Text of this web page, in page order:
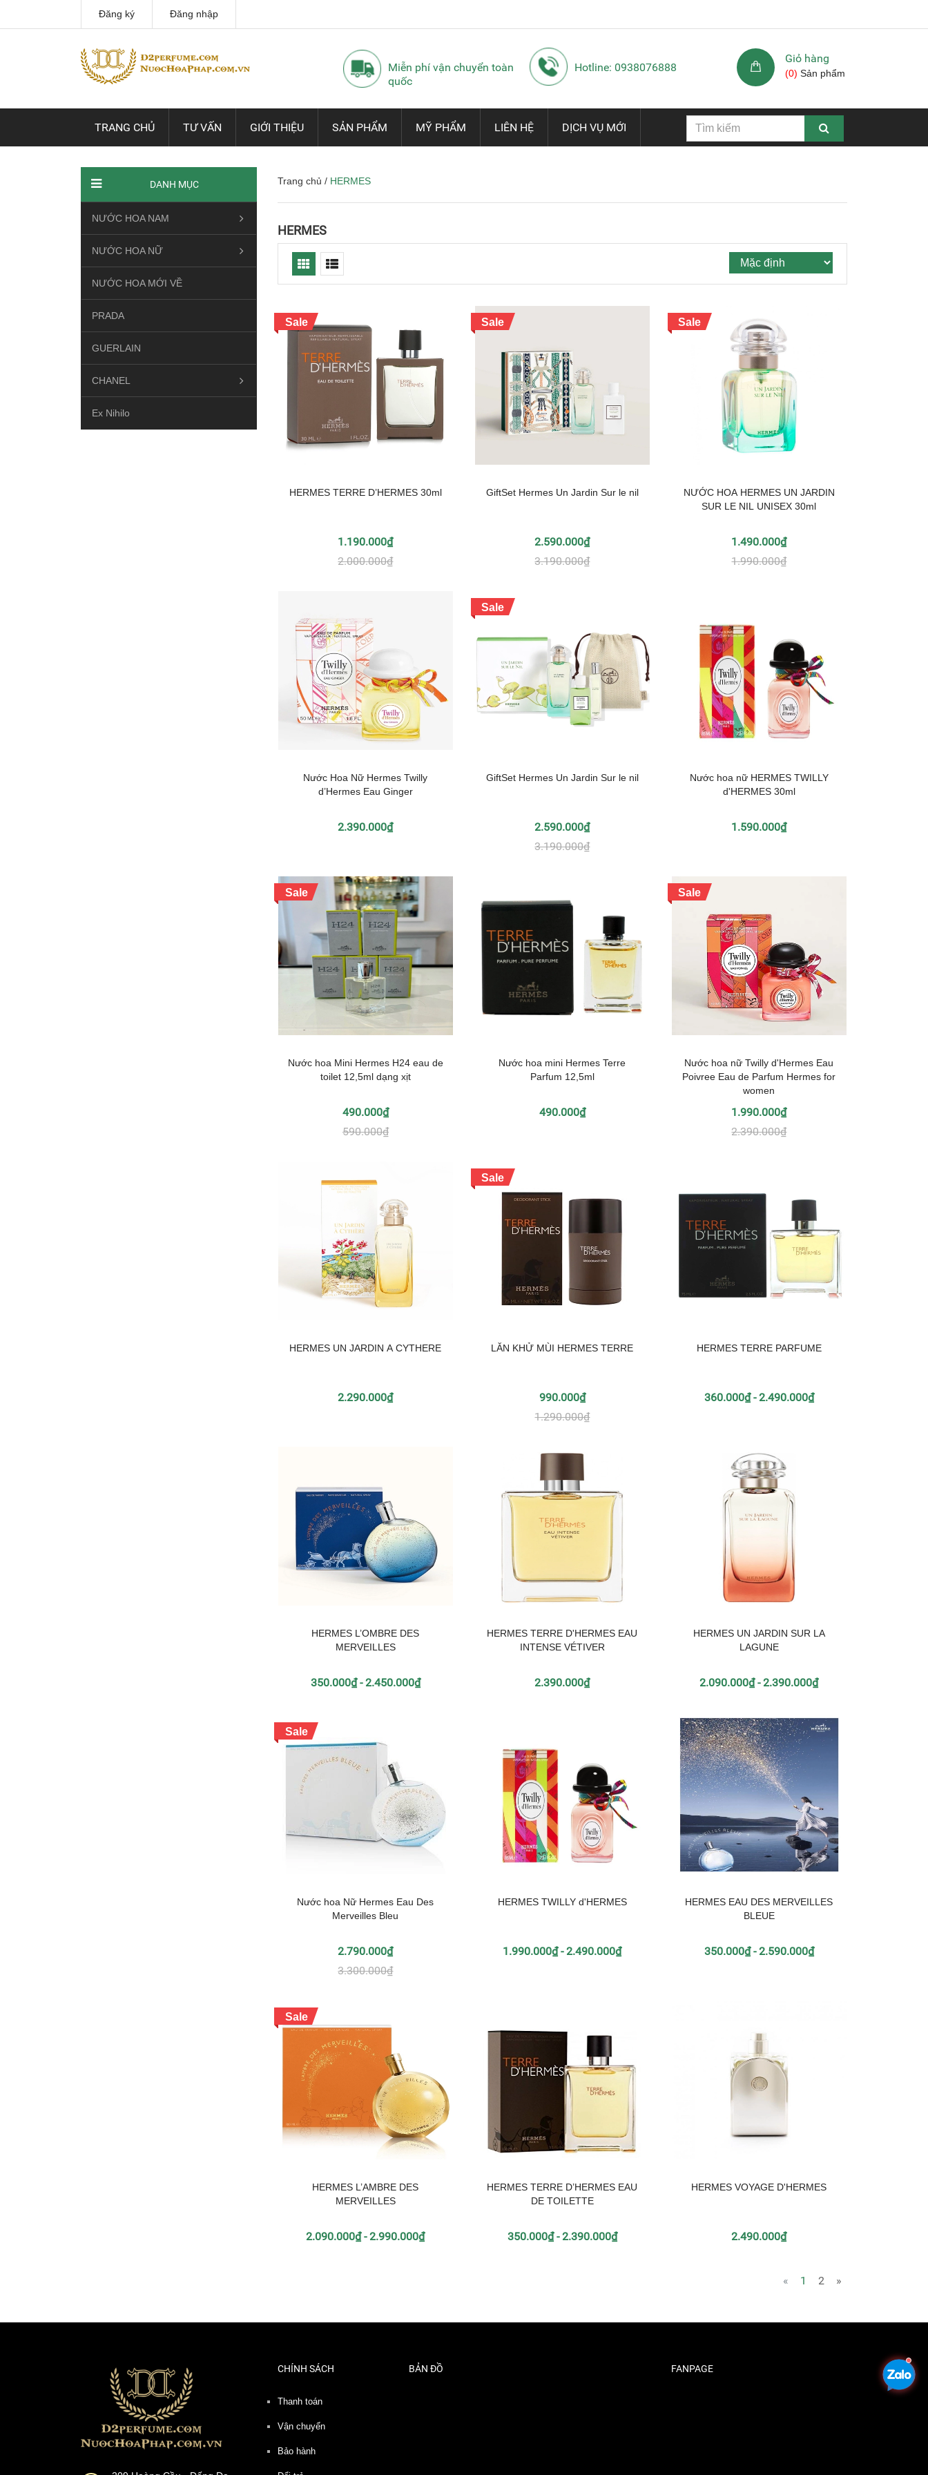
Đăng ký Đăng nhập
Miễn phí vận chuyển toàn
quốc
Hotline: 0938076888
Giỏ hàng
(0) Sản phẩm
TRANG CHỦ TƯ VẤN GIỚI THIỆU SẢN PHẨM MỸ PHẨM LIÊN HỆ DỊCH VỤ MỚI
Trang chủ / HERMES
HERMES
Sale
HERMES TERRE D’HERMES 30ml
1.190.000₫
2.000.000₫
Sale
GiftSet Hermes Un Jardin Sur le nil
2.590.000₫
3.190.000₫
Sale
NƯỚC HOA HERMES UN JARDIN
SUR LE NIL UNISEX 30ml
1.490.000₫
1.990.000₫
Nước Hoa Nữ Hermes Twilly
d’Hermes Eau Ginger
2.390.000₫
Sale
GiftSet Hermes Un Jardin Sur le nil
2.590.000₫
3.190.000₫
Nước hoa nữ HERMES TWILLY
d'HERMES 30ml
1.590.000₫
Sale
Nước hoa Mini Hermes H24 eau de
toilet 12,5ml dạng xịt
490.000₫
590.000₫
Nước hoa mini Hermes Terre
Parfum 12,5ml
490.000₫
Sale
Nước hoa nữ Twilly d'Hermes Eau
Poivree Eau de Parfum Hermes for
women
1.990.000₫
2.390.000₫
HERMES UN JARDIN A CYTHERE
2.290.000₫
Sale
LĂN KHỬ MÙI HERMES TERRE
990.000₫
1.290.000₫
HERMES TERRE PARFUME
360.000₫ - 2.490.000₫
HERMES L’OMBRE DES
MERVEILLES
350.000₫ - 2.450.000₫
HERMES TERRE D'HERMES EAU
INTENSE VÉTIVER
2.390.000₫
HERMES UN JARDIN SUR LA
LAGUNE
2.090.000₫ - 2.390.000₫
Sale
Nước hoa Nữ Hermes Eau Des
Merveilles Bleu
2.790.000₫
3.300.000₫
HERMES TWILLY d'HERMES
1.990.000₫ - 2.490.000₫
HERMES EAU DES MERVEILLES
BLEUE
350.000₫ - 2.590.000₫
Sale
HERMES L’AMBRE DES
MERVEILLES
2.090.000₫ - 2.990.000₫
HERMES TERRE D’HERMES EAU
DE TOILETTE
350.000₫ - 2.390.000₫
HERMES VOYAGE D'HERMES
2.490.000₫
« 1 2 »
DANH MỤC
NƯỚC HOA NAM
NƯỚC HOA NỮ
NƯỚC HOA MỚI VỀ
PRADA
GUERLAIN
CHANEL
Ex Nihilo
CHÍNH SÁCH
Thanh toán
Vận chuyển
Bảo hành
BẢN ĐỒ FANPAGE